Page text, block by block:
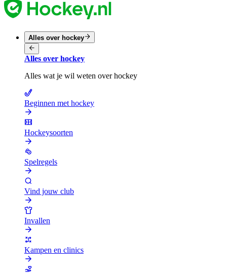
Alles over hockey
Alles over hockey
Alles wat je wil weten over hockey
Beginnen met hockey
Hockeysoorten
Spelregels
Vind jouw club
Invallen
Kampen en clinics